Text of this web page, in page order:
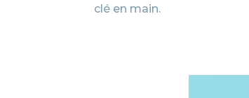
clé en main.